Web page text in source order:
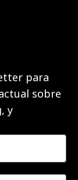
para
sobre
y